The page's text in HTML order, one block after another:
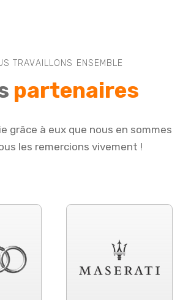
TRAVAILLONS ENSEMBLE
partenaires
grâce à eux que nous en sommes
les remercions vivement !